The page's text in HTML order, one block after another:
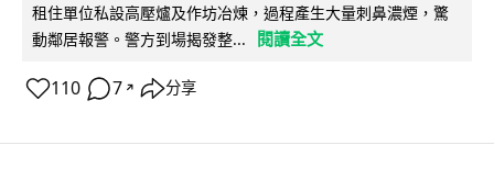
租住單位私設高壓爐及作坊冶煉，過程產生大量刺鼻濃煙，驚
動鄰居報警。警方到場揭發整...
閱讀全文
110 7 ↗ 分享